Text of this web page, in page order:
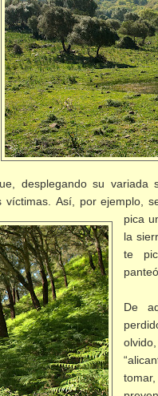
desplegando su variada
víctimas. Así, por ejemplo,
pica
la
te
De